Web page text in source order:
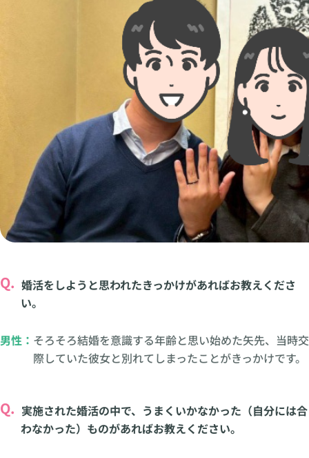
Q. 婚活をしようと思われたきっかけがあればお教えくださ
い。
男性： そろそろ結婚を意識する年齢と思い始めた矢先、当時交
際していた彼女と別れてしまったことがきっかけです。
Q. 実施された婚活の中で、うまくいかなかった（自分には合
わなかった）ものがあればお教えください。